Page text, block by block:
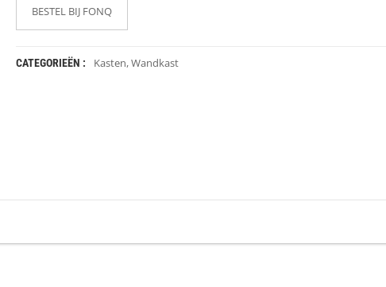
BESTEL BIJ FONQ
CATEGORIEËN : Kasten,Wandkast